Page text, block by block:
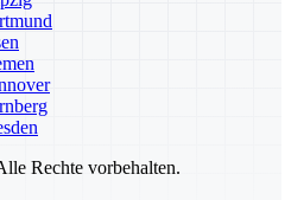
Rechte vorbehalten.